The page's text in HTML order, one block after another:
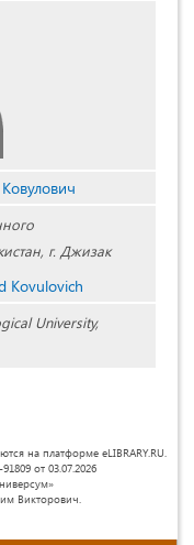
г. Джизак
Kovulovich
University,
на платформе eLIBRARY.RU.
от 03.07.2026
Викторович.